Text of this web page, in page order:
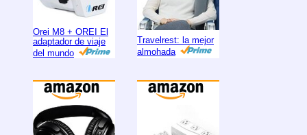
Orei M8 + OREI El
adaptador de viaje
del mundo
Travelrest: la mejor
almohada